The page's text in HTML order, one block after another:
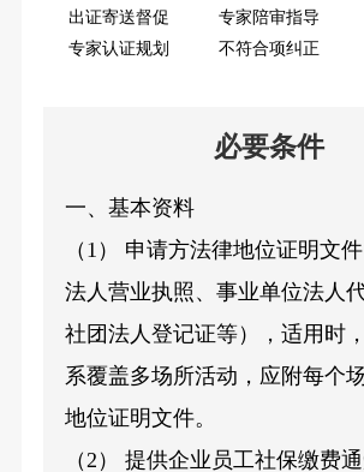
出证寄送督促
专家认证规划
专家陪审指导
不符合项纠正
必要条件
一、基本资料
（1） 申请方法律地位证明文
法人营业执照、事业单位法人代
社团法人登记证等），适用时
系覆盖多场所活动，应附每个
地位证明文件。
（2） 提供企业员工社保缴费